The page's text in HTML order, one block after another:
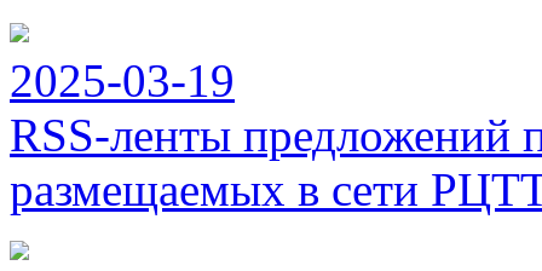
2025-03-19
RSS-ленты предложений
размещаемых в сети